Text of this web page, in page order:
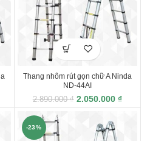
Thang nhôm rút gọn chữ A Ninda
ND-44AI
2.890.000₫ 2.050.000 ₫
-23%